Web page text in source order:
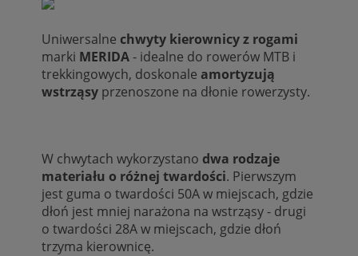
Uniwersalne chwyty kierownicy z rogami
marki MERIDA- idealne do rowerów MTB i
trekkingowych, doskonale amortyzują
wstrząsy przenoszone na dłonie rowerzysty.
W chwytach wykorzystano dwa rodzaje
materiału o różnej twardości. Pierwszym
jest guma o twardości 50A w miejscach, gdzie
dłoń jest mniej narażona na wstrząsy - drugi
o twardości 28A w miejscach, gdzie dłoń
trzyma kierownicę.